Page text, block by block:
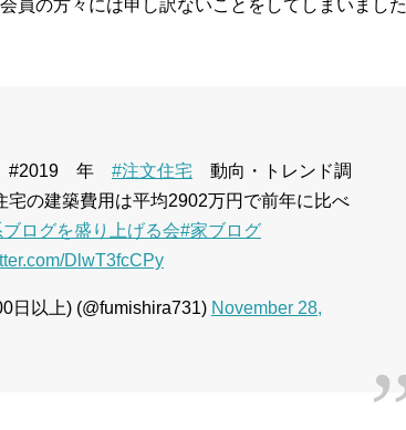
員の方々には申し訳ないことをしてしまいました
#2019 年 #注文住宅 動向・トレンド調
の建築費用は平均2902万円で前年に比べ
ログを盛り上げる会#家ブログ
DlwT3fcCPy
日以上) (@fumishira731) November 28,